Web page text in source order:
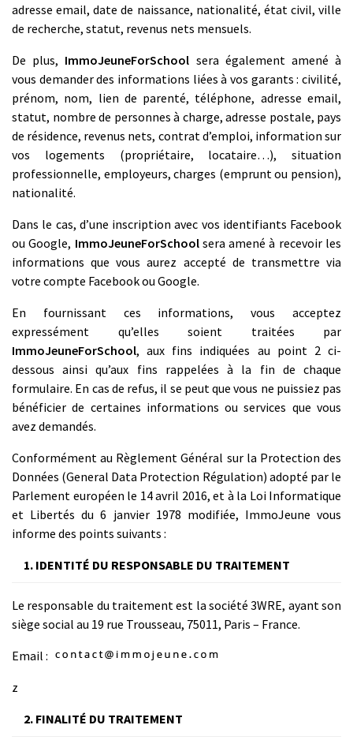
adresse email, date de naissance, nationalité, état civil, ville
de recherche, statut, revenus nets mensuels.
De plus, ImmoJeuneForSchool sera également amené à
vous demander des informations liées à vos garants : civilité,
prénom, nom, lien de parenté, téléphone, adresse email,
statut, nombre de personnes à charge, adresse postale, pays
de résidence, revenus nets, contrat d’emploi, information sur
vos logements (propriétaire, locataire…), situation
professionnelle, employeurs, charges (emprunt ou pension),
nationalité.
Dans le cas, d’une inscription avec vos identifiants Facebook
ou Google, ImmoJeuneForSchoolsera amené à recevoir les
informations que vous aurez accepté de transmettre via
votre compte Facebook ou Google.
En fournissant ces informations, vous acceptez
expressément qu’elles soient traitées par
ImmoJeuneForSchool, aux fins indiquées au point 2 ci-
dessous ainsi qu’aux fins rappelées à la fin de chaque
formulaire. En cas de refus, il se peut que vous ne puissiez pas
bénéficier de certaines informations ou services que vous
avez demandés.
Conformément au Règlement Général sur la Protection des
Données (General Data Protection Régulation) adopté par le
Parlement européen le 14 avril 2016, et à la Loi Informatique
et Libertés du 6 janvier 1978 modifiée, ImmoJeune vous
informe des points suivants :
1. IDENTITÉ DU RESPONSABLE DU TRAITEMENT
Le responsable du traitement est la société 3WRE, ayant son
siège social au 19 rue Trousseau, 75011, Paris – France.
Email :
z
2. FINALITÉ DU TRAITEMENT